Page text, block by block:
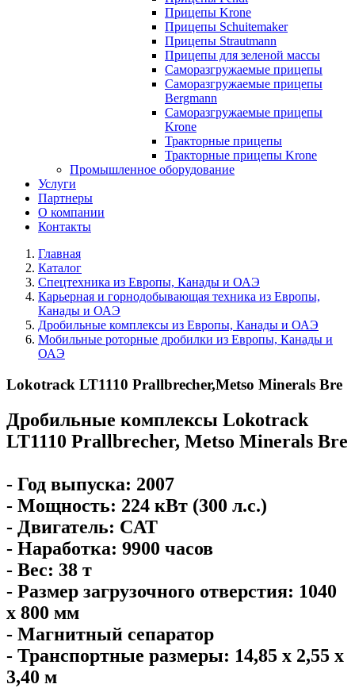
Прицепы Krone
Прицепы Schuitemaker
Прицепы Strautmann
Прицепы для зеленой массы
Саморазгружаемые прицепы
Саморазгружаемые прицепы
Bergmann
Саморазгружаемые прицепы
Krone
Тракторные прицепы
Тракторные прицепы Krone
Промышленное оборудование
Услуги
Партнеры
О компании
Контакты
Главная
Каталог
Спецтехника из Европы, Канады и ОАЭ
Карьерная и горнодобывающая техника из Европы,
Канады и ОАЭ
Дробильные комплексы из Европы, Канады и ОАЭ
Мобильные роторные дробилки из Европы, Канады и
ОАЭ
Lokotrack LT1110 Prallbrecher,Metso Minerals Bre
Дробильные комплексы Lokotrack
LT1110 Prallbrecher, Metso Minerals Bre
- Год выпуска: 2007
- Мощность: 224 кВт (300 л.с.)
- Двигатель: CAT
- Наработка: 9900 часов
- Вес: 38 т
- Размер загрузочного отверстия: 1040
x 800 мм
- Магнитный сепаратор
- Транспортные размеры: 14,85 x 2,55 x
3,40 м